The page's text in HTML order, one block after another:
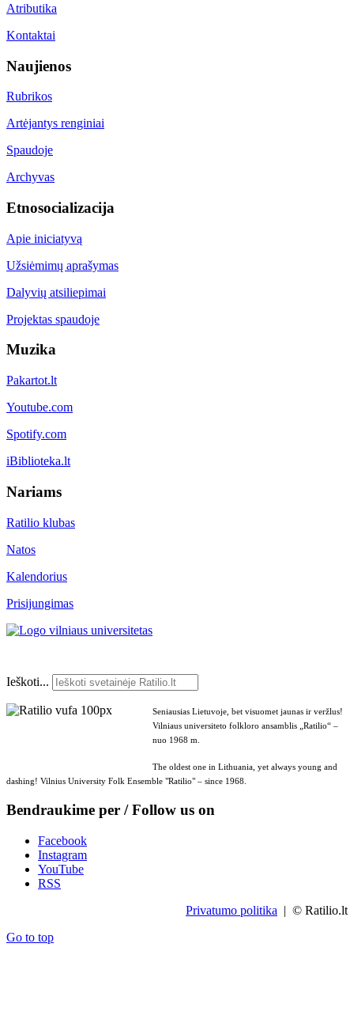
Atributika
Kontaktai
Naujienos
Rubrikos
Artėjantys renginiai
Spaudoje
Archyvas
Etnosocializacija
Apie iniciatyvą
Užsiėmimų aprašymas
Dalyvių atsiliepimai
Projektas spaudoje
Muzika
Pakartot.lt
Youtube.com
Spotify.com
iBiblioteka.lt
Nariams
Ratilio klubas
Natos
Kalendorius
Prisijungimas
Ieškoti...
Seniausias Lietuvoje, bet visuomet jaunas ir veržlus!
Vilniaus universiteto folkloro ansamblis „Ratilio“ –
nuo 1968 m.
The oldest one in Lithuania, yet always young and
dashing! Vilnius University Folk Ensemble "Ratilio" – since 1968.
Bendraukime per / Follow us on
Facebook
Instagram
YouTube
RSS
Privatumo politika | © Ratilio.lt
Go to top